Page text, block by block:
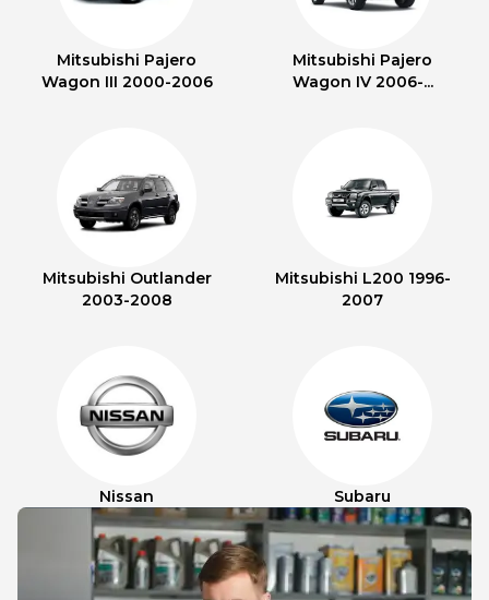
Mitsubishi Pajero
Wagon III 2000-2006
Mitsubishi Pajero
Wagon IV 2006-...
Mitsubishi Outlander
2003-2008
Mitsubishi L200 1996-
2007
Nissan Subaru